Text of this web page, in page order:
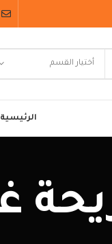
أختيار القسم
الرئيسية